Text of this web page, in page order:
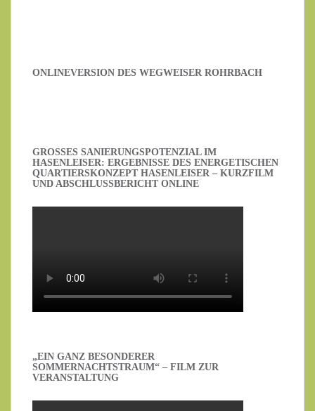
ONLINEVERSION DES WEGWEISER ROHRBACH
GROSSES SANIERUNGSPOTENZIAL IM H
ASENLEISER: ERGEBNISSE DES ENERGETISCHEN Q
UARTIERSKONZEPT HASENLEISER – KURZFILM U
ND ABSCHLUSSBERICHT ONLINE
„EIN GANZ BESONDERER
SOMMERNACHTSTRAUM“ – FILM ZUR
VERANSTALTUNG